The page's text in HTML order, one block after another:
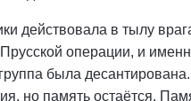
действовала в тылу
операции, и
была
но память остаётся.